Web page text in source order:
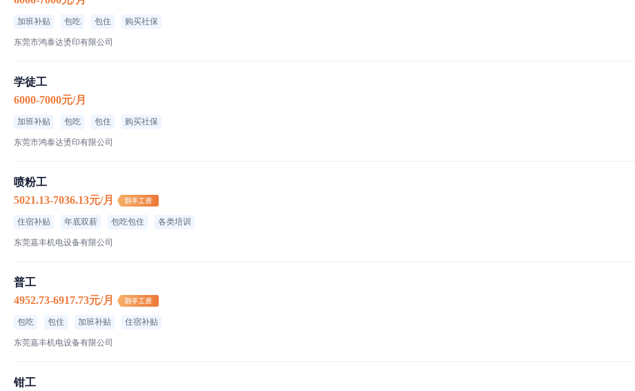
加班补贴 包吃 包住 购买社保
东莞市鸿泰达烫印有限公司
学徒工
6000-7000元/月
加班补贴 包吃 包住 购买社保
东莞市鸿泰达烫印有限公司
喷粉工
5021.13-7036.13元/月
住宿补贴 年底双薪 包吃包住 各类培训
东莞嘉丰机电设备有限公司
普工
4952.73-6917.73元/月
包吃 包住 加班补贴 住宿补贴
东莞嘉丰机电设备有限公司
钳工